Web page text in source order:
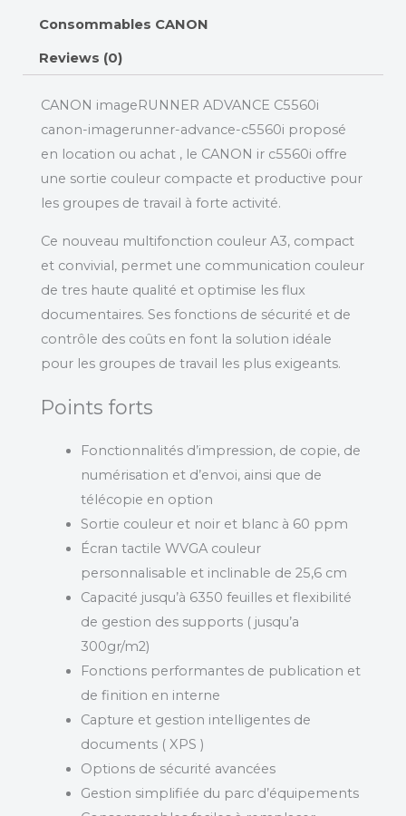
Consommables CANON
Reviews (0)
CANON imageRUNNER ADVANCE C5560i
canon-imagerunner-advance-c5560i proposé
en location ou achat , le CANON ir c5560i offre
une sortie couleur compacte et productive pour
les groupes de travail à forte activité.
Ce nouveau multifonction couleur A3, compact
et convivial, permet une communication couleur
de tres haute qualité et optimise les flux
documentaires. Ses fonctions de sécurité et de
contrôle des coûts en font la solution idéale
pour les groupes de travail les plus exigeants.
Points forts
Fonctionnalités d’impression, de copie, de
numérisation et d’envoi, ainsi que de
télécopie en option
Sortie couleur et noir et blanc à 60 ppm
Écran tactile WVGA couleur
personnalisable et inclinable de 25,6 cm
Capacité jusqu’à 6350 feuilles et flexibilité
de gestion des supports ( jusqu’a
300gr/m2)
Fonctions performantes de publication et
de finition en interne
Capture et gestion intelligentes de
documents ( XPS )
Options de sécurité avancées
Gestion simplifiée du parc d’équipements